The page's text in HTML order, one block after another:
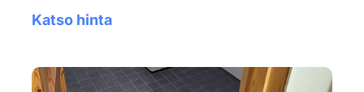
Katso hinta